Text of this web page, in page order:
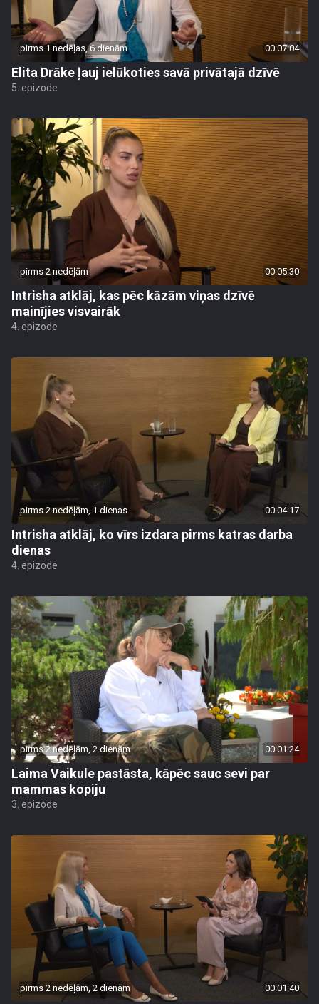
pirms 1 nedēļas, 6 dienām 00:07:04
Elita Drāke ļauj ielūkoties savā privātajā dzīvē
5. epizode
pirms 2 nedēļām 00:05:30
Intrisha atklāj, kas pēc kāzām viņas dzīvē
mainījies visvairāk
4. epizode
pirms 2 nedēļām, 1 dienas 00:04:17
Intrisha atklāj, ko vīrs izdara pirms katras darba
dienas
4. epizode
pirms 2 nedēļām, 2 dienām 00:01:24
Laima Vaikule pastāsta, kāpēc sauc sevi par
mammas kopiju
3. epizode
pirms 2 nedēļām, 2 dienām 00:01:40